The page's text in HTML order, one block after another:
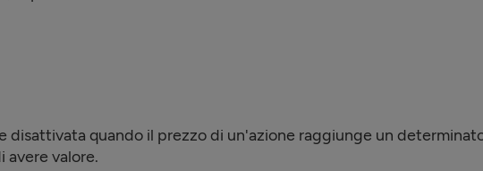
quando il prezzo di un'azione raggiunge un
avere valore.